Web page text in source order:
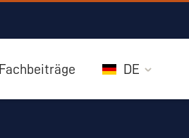
Fachbeiträge DE